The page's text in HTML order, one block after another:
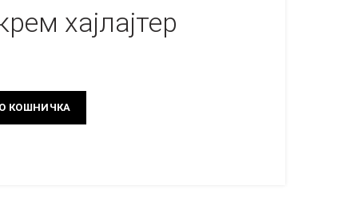
хајлајтер
КОШНИЧКА